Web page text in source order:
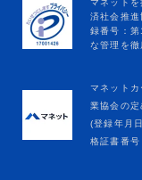
マネット
業協会の定
(登録年月
格証書番